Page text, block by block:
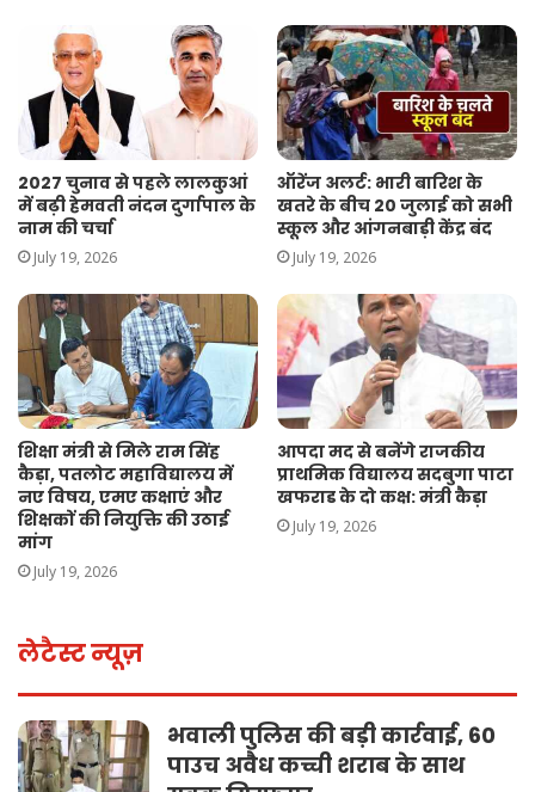
2027 चुनाव से पहले लालकुआं
में बढ़ी हेमवती नंदन दुर्गापाल के
नाम की चर्चा
July 19, 2026
ऑरेंज अलर्ट: भारी बारिश के
खतरे के बीच 20 जुलाई को सभी
स्कूल और आंगनबाड़ी केंद्र बंद
July 19, 2026
शिक्षा मंत्री से मिले राम सिंह
कैड़ा, पतलोट महाविद्यालय में
नए विषय, एमए कक्षाएं और
शिक्षकों की नियुक्ति की उठाई
मांग
July 19, 2026
आपदा मद से बनेंगे राजकीय
प्राथमिक विद्यालय सदबुगा पाटा
खफराड के दो कक्ष: मंत्री कैड़ा
July 19, 2026
लेटैस्ट न्यूज़
भवाली पुलिस की बड़ी कार्रवाई, 60
पाउच अवैध कच्ची शराब के साथ